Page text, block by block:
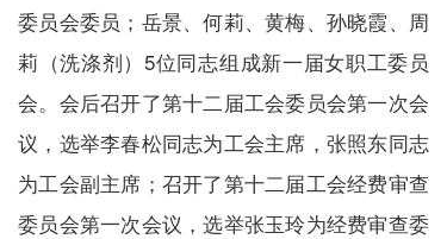
委员会委员；岳景、何莉、黄梅、孙晓霞、周
莉（洗涤剂）5位同志组成新一届女职工委员
会。会后召开了第十二届工会委员会第一次会
议，选举李春松同志为工会主席，张照东同志
为工会副主席；召开了第十二届工会经费审查
委员会第一次会议，选举张玉玲为经费审查委